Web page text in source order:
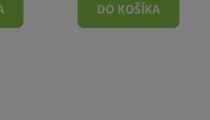
DO KOŠÍKA